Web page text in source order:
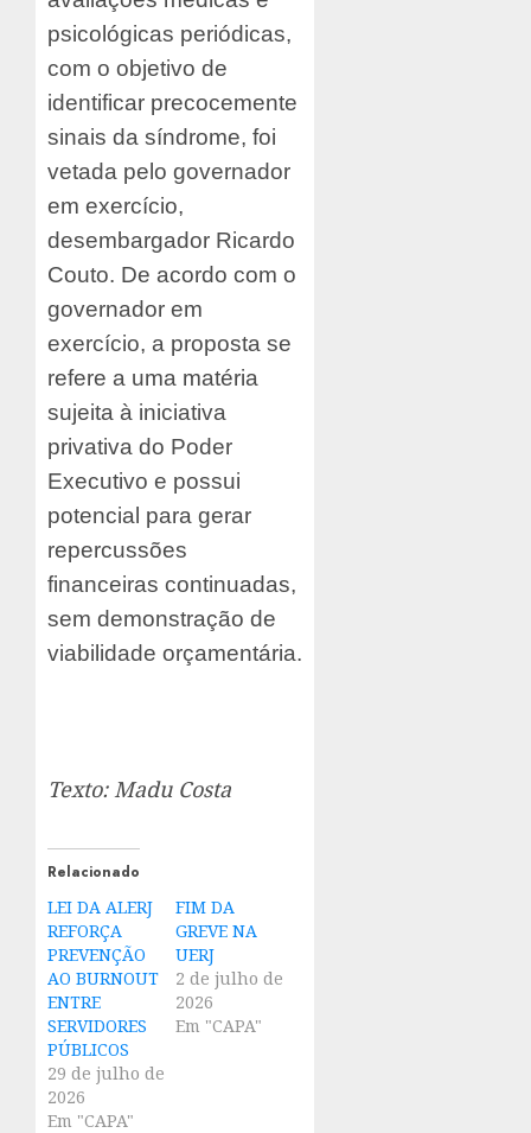
psicológicas periódicas,
com o objetivo de
identificar precocemente
sinais da síndrome, foi
vetada pelo governador
em exercício,
desembargador Ricardo
Couto. De acordo com o
governador em
exercício, a proposta se
refere a uma matéria
sujeita à iniciativa
privativa do Poder
Executivo e possui
potencial para gerar
repercussões
financeiras continuadas,
sem demonstração de
viabilidade orçamentária.
Texto: Madu Costa
Relacionado
LEI DA ALERJ
REFORÇA
PREVENÇÃO
AO BURNOUT
ENTRE
SERVIDORES
PÚBLICOS
29 de julho de
2026
Em "CAPA"
FIM DA
GREVE NA
UERJ
2 de julho de
2026
Em "CAPA"